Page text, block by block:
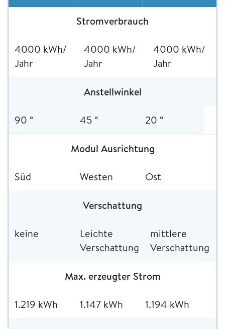
Stromverbrauch
4000 kWh/
Jahr
4000 kWh/
Jahr
4000 kWh/
Jahr
Anstellwinkel
90 ° 45 ° 20 °
Modul Ausrichtung
Süd Westen Ost
Verschattung
keine
Leichte
Verschattung
mittlere
Verschattung
Max. erzeugter Strom
1.219 kWh 1.147 kWh 1.194 kWh